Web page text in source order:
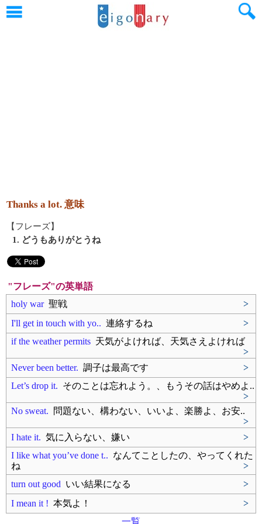
Thanks a lot. 意味
【フレーズ】
1. どうもありがとうね
"フレーズ"の英単語
holy war聖戦
>
I'll get in touch with yo.. 連絡するね
>
if the weather permits 天気がよければ、天気さえよければ
>
Never been better. 調子は最高です
>
Let’s drop it. そのことは忘れよう。、もうその話はやめよ..
>
No sweat. 問題ない、構わない、いいよ、楽勝よ、お安..
>
I hate it. 気に入らない、嫌い
>
I like what you’ve done t.. なんてことしたの、やってくれた
ね
>
turn out good いい結果になる
>
I mean it ! 本気よ！
>
一覧